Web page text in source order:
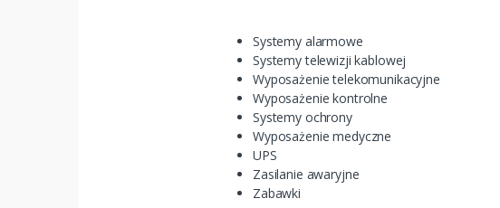
Systemy alarmowe
Systemy telewizji kablowej
Wyposażenie telekomunikacyjne
Wyposażenie kontrolne
Systemy ochrony
Wyposażenie medyczne
UPS
Zasilanie awaryjne
Zabawki